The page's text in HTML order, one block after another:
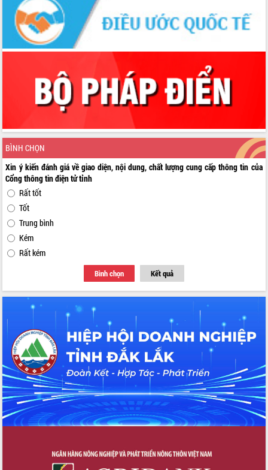
BÌNH CHỌN
Xin ý kiến đánh giá về giao diện, nội dung, chất lượng cung cấp thông tin của
Cổng thông tin điện tử tỉnh
Rất tốt
Tốt
Trung bình
Kém
Rất kém
Bình chọn Kết quả